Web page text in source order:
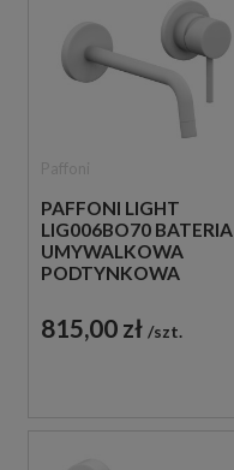
PAFFONI LIGHT
LIG006BO70 BATERIA
UMYWALKOWA
PODTYNKOWA
BIAŁA
815,00 zł szt.